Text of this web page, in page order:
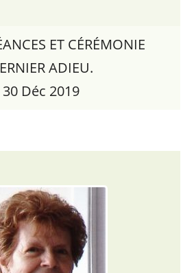
ET CÉRÉMONIE
ADIEU.
30 Déc 2019